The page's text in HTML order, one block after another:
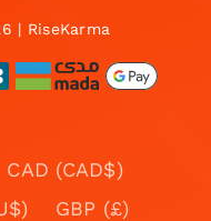
| RiseKarma
CAD (CAD$)
GBP (£)